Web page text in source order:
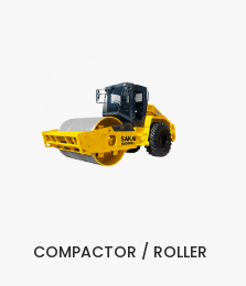
COMPACTOR / ROLLER